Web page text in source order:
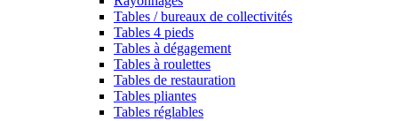
Tables / bureaux de collectivités
Tables 4 pieds
Tables à dégagement
Tables à roulettes
Tables de restauration
Tables pliantes
Tables réglables